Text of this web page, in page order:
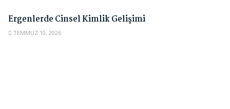
Ergenlerde Cinsel Kimlik Gelişimi
TEMMUZ 10, 2026